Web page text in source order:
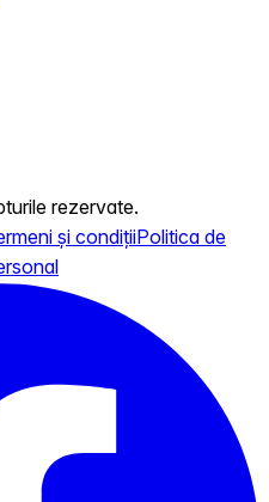
rezervate.
și condițiiPolitica de